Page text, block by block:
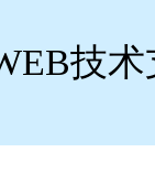
技术